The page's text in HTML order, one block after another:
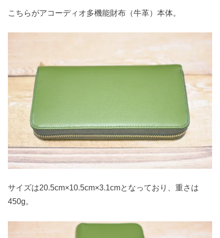
こちらがアコーディオ多機能財布（牛革）本体。
サイズは20.5cm×10.5cm×3.1cmとなっており、重さは
450g。